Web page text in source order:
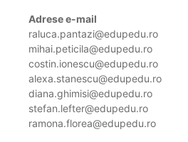
Adrese e-mail
raluca.pantazi@edupedu.ro
mihai.peticila@edupedu.ro
costin.ionescu@edupedu.ro
alexa.stanescu@edupedu.ro
diana.ghimisi@edupedu.ro
stefan.lefter@edupedu.ro
ramona.florea@edupedu.ro